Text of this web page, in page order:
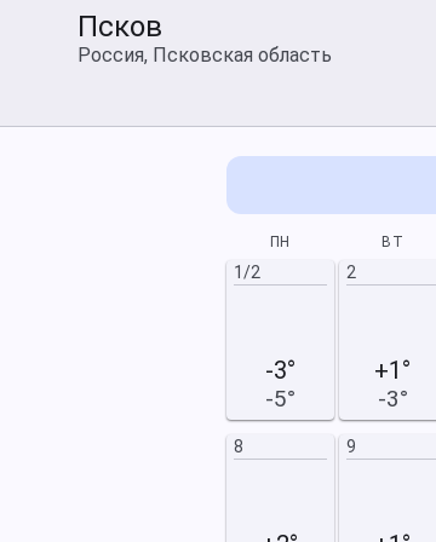
Псков
Россия, Псковская область
ПН ВТ
1/2
-3°
-5°
2
+1°
-3°
8 9